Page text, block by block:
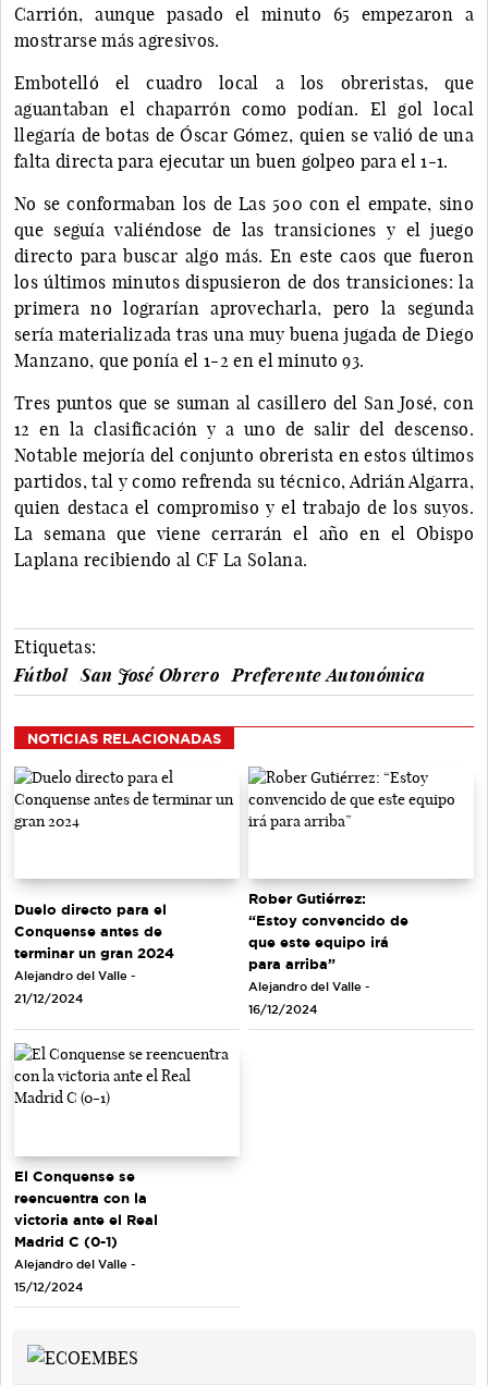
Carrión, aunque pasado el minuto 65 empezaron a
mostrarse más agresivos.
Embotelló el cuadro local a los obreristas, que
aguantaban el chaparrón como podían. El gol local
llegaría de botas de Óscar Gómez, quien se valió de una
falta directa para ejecutar un buen golpeo para el 1-1.
No se conformaban los de Las 500 con el empate, sino
que seguía valiéndose de las transiciones y el juego
directo para buscar algo más. En este caos que fueron
los últimos minutos dispusieron de dos transiciones: la
primera no lograrían aprovecharla, pero la segunda
sería materializada tras una muy buena jugada de Diego
Manzano, que ponía el 1-2 en el minuto 93.
Tres puntos que se suman al casillero del San José, con
12 en la clasificación y a uno de salir del descenso.
Notable mejoría del conjunto obrerista en estos últimos
partidos, tal y como refrenda su técnico, Adrián Algarra,
quien destaca el compromiso y el trabajo de los suyos.
La semana que viene cerrarán el año en el Obispo
Laplana recibiendo al CF La Solana.
Etiquetas:
Fútbol
San José Obrero Preferente Autonómica
NOTICIAS RELACIONADAS
Duelo directo para el
Conquense antes de
terminar un gran 2024
Alejandro del Valle -
21/12/2024
Rober Gutiérrez:
“Estoy convencido de
que este equipo irá
para arriba”
Alejandro del Valle -
16/12/2024
El Conquense se
reencuentra con la
victoria ante el Real
Madrid C (0-1)
Alejandro del Valle -
15/12/2024